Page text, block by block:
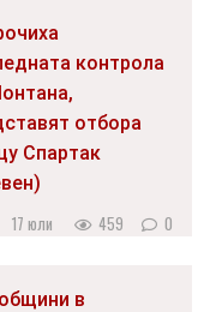
контрола
отбора
Спартак
17 юли 459 0
в